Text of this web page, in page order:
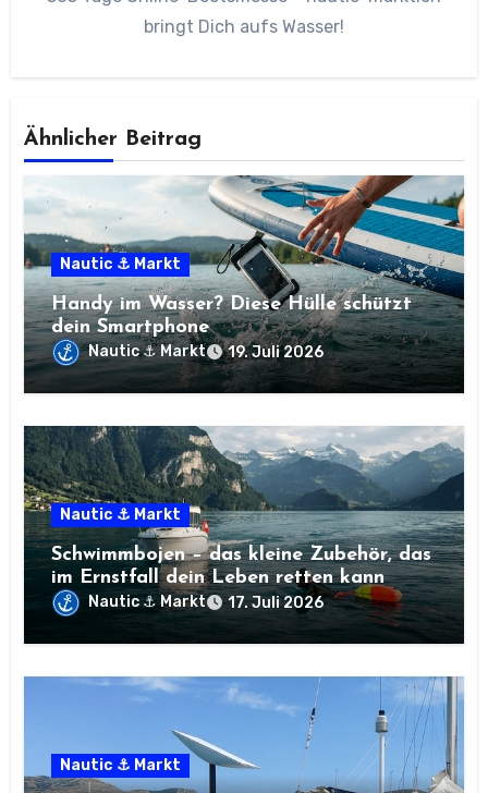
bringt Dich aufs Wasser!
Ähnlicher Beitrag
Nautic ⚓ Markt
Handy im Wasser? Diese Hülle schützt
dein Smartphone
Nautic ⚓ Markt 19. Juli 2026
Nautic ⚓ Markt
Schwimmbojen – das kleine Zubehör, das
im Ernstfall dein Leben retten kann
Nautic ⚓ Markt 17. Juli 2026
Nautic ⚓ Markt